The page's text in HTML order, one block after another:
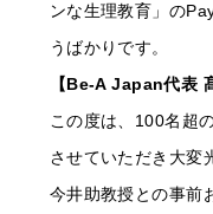
ンな生理教育」の
うばかりです。
【Be-A Japan代表
この度は、100名超
させていただき大変
今井助教授との事前